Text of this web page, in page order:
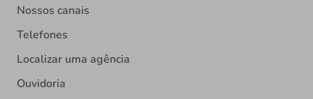
Nossos canais
Telefones
Localizar uma agência
Ouvidoria